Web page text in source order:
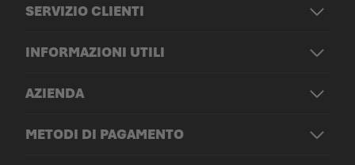
SERVIZIO CLIENTI
INFORMAZIONI UTILI
AZIENDA
METODI DI PAGAMENTO